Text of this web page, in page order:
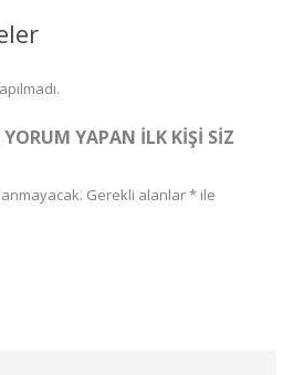
YAPAN ILK KIŞI SIZ
Gerekli alanlar* ile